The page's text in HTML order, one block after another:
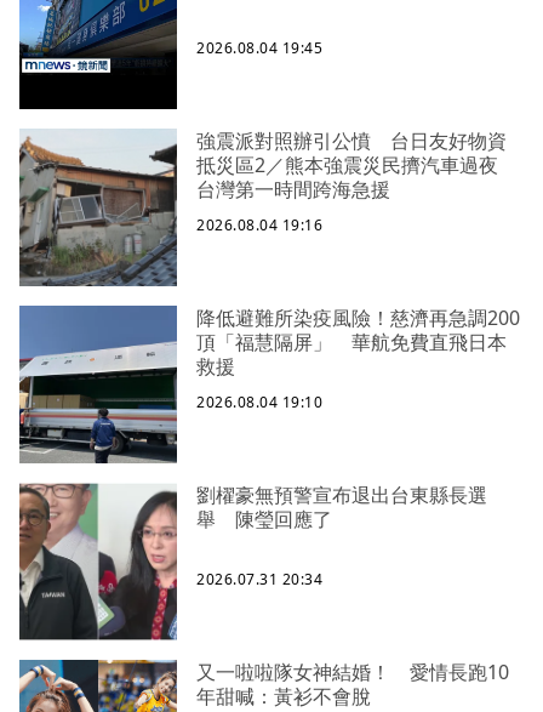
2026.08.04 19:45
強震派對照辦引公憤 台日友好物資
抵災區2／熊本強震災民擠汽車過夜
台灣第一時間跨海急援
2026.08.04 19:16
降低避難所染疫風險！慈濟再急調200
頂「福慧隔屏」 華航免費直飛日本
救援
2026.08.04 19:10
劉櫂豪無預警宣布退出台東縣長選
舉 陳瑩回應了
2026.07.31 20:34
又一啦啦隊女神結婚！ 愛情長跑10
年甜喊：黃衫不會脫